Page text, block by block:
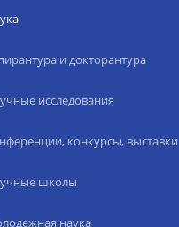
и докторантура
исследования
конкурсы, выставки
школы
наука